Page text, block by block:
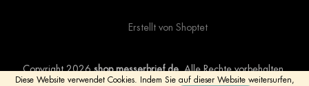
Diese Website verwendet Cookies. Indem Sie auf dieser Website weitersurfen,
Erstellt von Shoptet
Copyright 2026 shop.messerbrief.de . Alle Rechte vorbehalten.